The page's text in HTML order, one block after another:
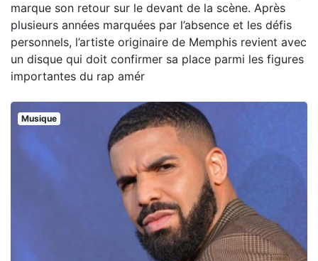
marque son retour sur le devant de la scène. Après
plusieurs années marquées par l’absence et les défis
personnels, l’artiste originaire de Memphis revient avec
un disque qui doit confirmer sa place parmi les figures
importantes du rap amér
Musique